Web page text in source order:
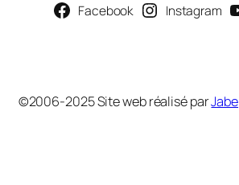
Facebook Instagram
©2006-2025 Site web réalisé parJabe